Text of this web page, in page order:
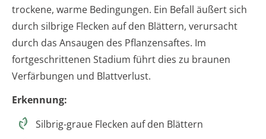
trockene, warme Bedingungen. Ein Befall äußert sich
durch silbrige Flecken auf den Blättern, verursacht
durch das Ansaugen des Pflanzensaftes. Im
fortgeschrittenen Stadium führt dies zu braunen
Verfärbungen und Blattverlust.
Erkennung:
Silbrig-graue Flecken auf den Blättern